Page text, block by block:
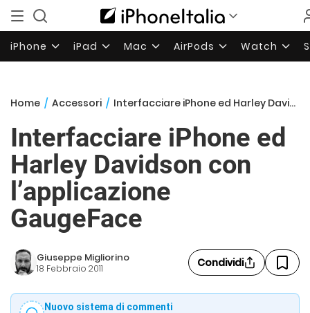
iPhone iPad Mac AirPods Watch
Home / Accessori / Interfacciare iPhone ed Harley Davidson con l’applicazione GaugeFace
Interfacciare iPhone ed
Harley Davidson con
l’applicazione
GaugeFace
Giuseppe Migliorino
18 Febbraio 2011 Condividi
Nuovo sistema di commenti